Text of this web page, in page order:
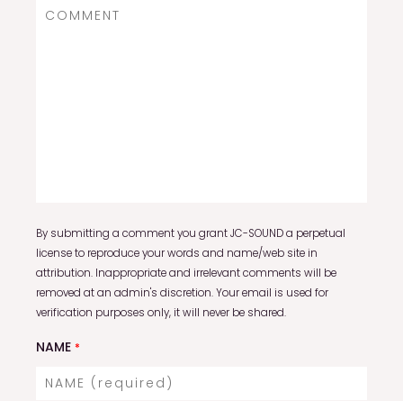
By submitting a comment you grant JC-SOUND a perpetual
license to reproduce your words and name/web site in
attribution. Inappropriate and irrelevant comments will be
removed at an admin's discretion. Your email is used for
verification purposes only, it will never be shared.
NAME *